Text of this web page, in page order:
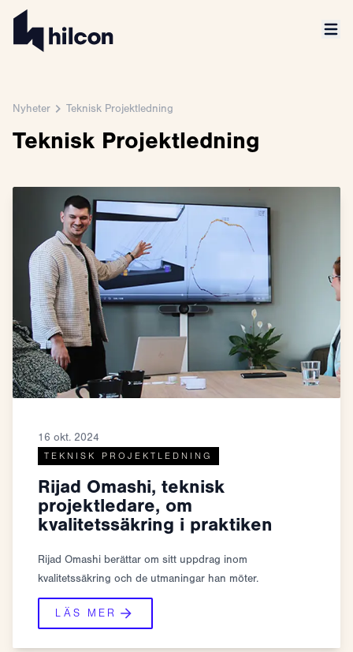
Nyheter Teknisk Projektledning
Teknisk Projektledning
16 okt. 2024
TEKNISK PROJEKTLEDNING
Rijad Omashi, teknisk
projektledare, om
kvalitetssäkring i praktiken
Rijad Omashi berättar om sitt uppdrag inom
kvalitetssäkring och de utmaningar han möter.
LÄS MER